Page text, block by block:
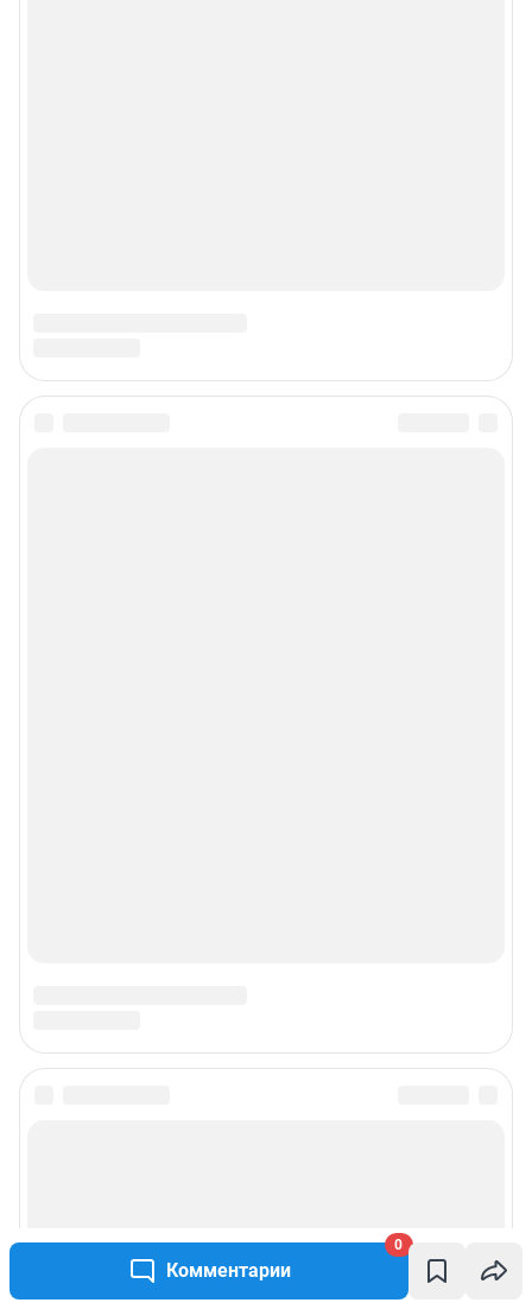
Комментарии
0